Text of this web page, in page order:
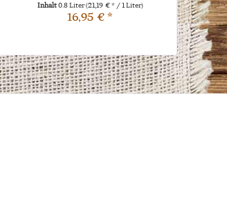
Inhalt0.8 Liter(21,19 € * / 1 Liter)
16,95 € *
Inhalt